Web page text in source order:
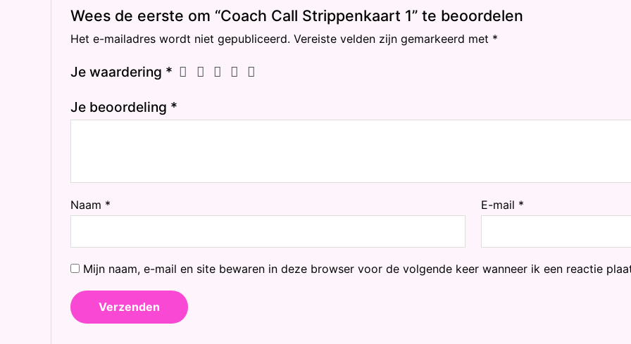
Wees de eerste om “Coach Call Strippenkaart 1” te beoordelen
Het e-mailadres wordt niet gepubliceerd. Vereiste velden zijn gemarkeerd met *
Je waardering *
Je beoordeling *
Naam * E-mail *
Mijn naam, e-mail en site bewaren in deze browser voor de volgende keer wanneer ik een reactie